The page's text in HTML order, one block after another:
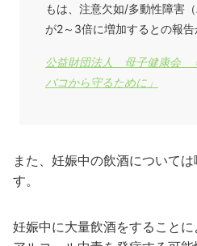
もは、注意欠如/多動性障害
が2～3倍に増加するとの報
公益財団法人 母子健康会
バコから守るために」
また、妊娠中の飲酒について
す。
妊娠中に大量飲酒をすること